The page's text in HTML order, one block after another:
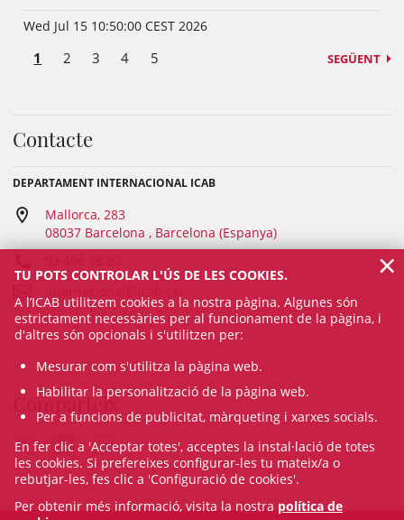
Wed Jul 15 10:50:00 CEST 2026
1 2 3 4 5 SEGÜENT
Contacte
DEPARTAMENT INTERNACIONAL ICAB
Mallorca, 283
08037 Barcelona , Barcelona (Espanya)
Comparteix
TU POTS CONTROLAR L'ÚS DE LES COOKIES.
A l’ICAB utilitzem cookies a la nostra pàgina. Algunes són
estrictament necessàries per al funcionament de la pàgina, i
d'altres són opcionals i s'utilitzen per:
Mesurar com s'utilitza la pàgina web.
Habilitar la personalització de la pàgina web.
Per a funcions de publicitat, màrqueting i xarxes socials.
En fer clic a 'Acceptar totes', acceptes la instal·lació de totes
les cookies. Si prefereixes configurar-les tu mateix/a o
rebutjar-les, fes clic a 'Configuració de cookies'.
Per obtenir més informació, visita la nostra política de
×